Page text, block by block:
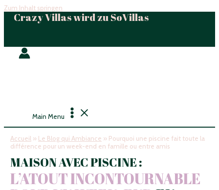
Zum Inhalt springen
Crazy Villas wird zu SoVillas
Main Menu
Accueil » Le Blog qui Ambiance » Pourquoi une piscine fait toute la
différence pour un week-end en famille ou entre amis
MAISON AVEC PISCINE :
L’ATOUT INCONTOURNABLE